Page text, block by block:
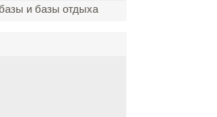
и базы отдыха